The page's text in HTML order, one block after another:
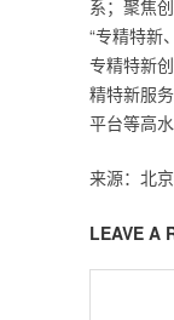
系；聚焦
“专精特新
专精特新
精特新服
平台等高
来源：北
LEAVE A